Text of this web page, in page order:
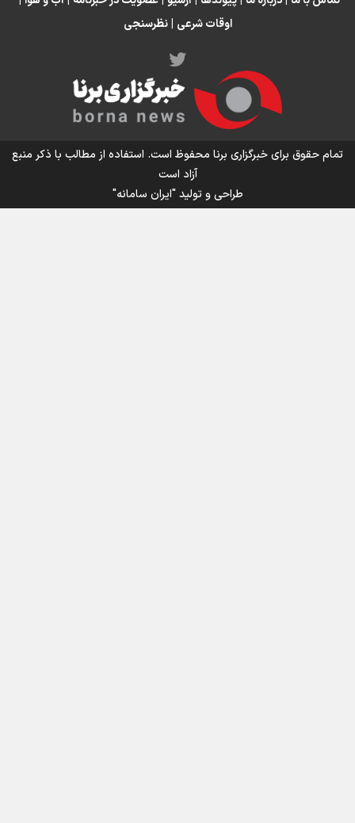
اینفو برنا/ میزان مالیات بر ارزش افزوده چقدر است؟
اوقات شرعی | نظرسنجی
تمام حقوق برای خبرگزاری برنا محفوظ است. استفاده از مطالب با ذکر منبع
آزاد است
طراحی و تولید"ایران سامانه"